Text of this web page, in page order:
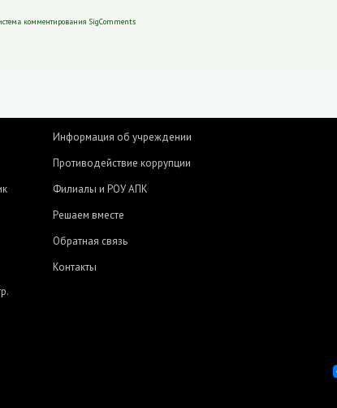
комментирования SigComments
Информация об учреждении
Противодействие коррупции
Филиалы и РОУ АПК
Решаем вместе
Обратная связь
Контакты